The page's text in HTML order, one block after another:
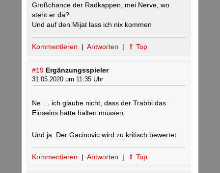
Großchance der Radkappen, mei Nerve, wo
steht er da?
Und auf den Mijat lass ich nix kommen
Kommentieren | Antworten | ⇑ Top
#19 Ergänzungsspieler
31.05.2020 um 11:35 Uhr
Ne … ich glaube nicht, dass der Trabbi das
Einseins hätte halten müssen.
Und ja: Der Gacinovic wird zu kritisch bewertet.
Kommentieren | Antworten | ⇑ Top